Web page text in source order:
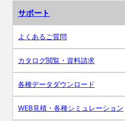
サポート
よくあるご質問
カタログ閲覧・資料請求
各種データダウンロード
WEB見積・各種シミュレーション